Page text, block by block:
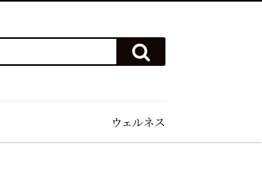
検
索
す
ウェルネス